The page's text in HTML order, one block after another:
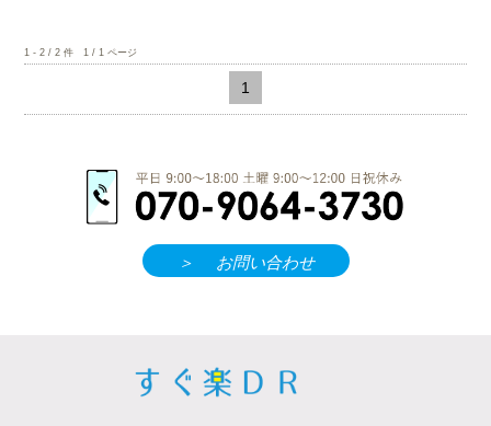
1 - 2 / 2 件 1 / 1 ページ
1
＞ お問い合わせ